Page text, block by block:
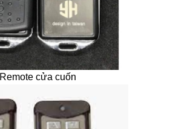
Remote cửa cuốn